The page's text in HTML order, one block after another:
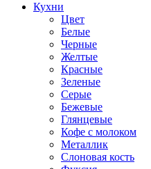
Кухни
Цвет
Белые
Черные
Желтые
Красные
Зеленые
Серые
Бежевые
Глянцевые
Кофе с молоком
Металлик
Слоновая кость